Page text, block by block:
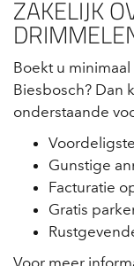
ZAKELIJK
Boekt u
Biesbosch? Dan
onderstaande
Gunstige
Facturatie
Gratis
Voor meer